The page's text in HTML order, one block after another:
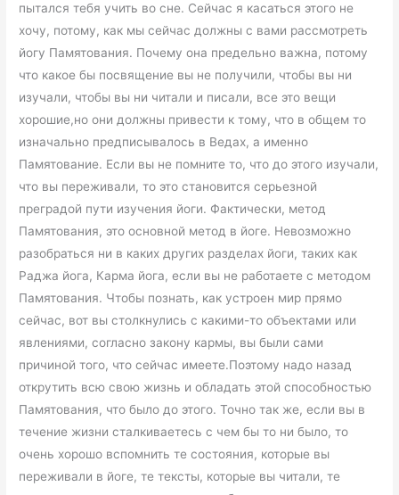
пытался тебя учить во сне. Сейчас я касаться этого не
хочу, потому, как мы сейчас должны с вами рассмотреть
йогу Памятования. Почему она предельно важна, потому
что какое бы посвящение вы не получили, чтобы вы ни
изучали, чтобы вы ни читали и писали, все это вещи
хорошие,но они должны привести к тому, что в общем то
изначально предписывалось в Ведах, а именно
Памятование. Если вы не помните то, что до этого изучали,
что вы переживали, то это становится серьезной
преградой пути изучения йоги. Фактически, метод
Памятования, это основной метод в йоге. Невозможно
разобраться ни в каких других разделах йоги, таких как
Раджа йога, Карма йога, если вы не работаете с методом
Памятования. Чтобы познать, как устроен мир прямо
сейчас, вот вы столкнулись с какими-то объектами или
явлениями, согласно закону кармы, вы были сами
причиной того, что сейчас имеете.Поэтому надо назад
открутить всю свою жизнь и обладать этой способностью
Памятования, что было до этого. Точно так же, если вы в
течение жизни сталкиваетесь с чем бы то ни было, то
очень хорошо вспомнить те состояния, которые вы
переживали в йоге, те тексты, которые вы читали, те